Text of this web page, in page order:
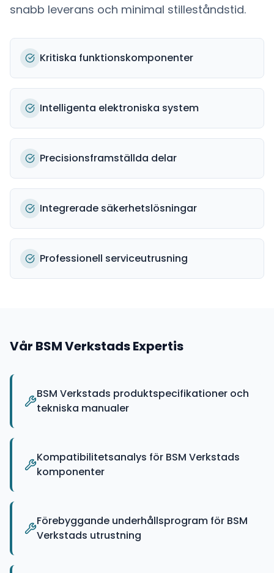
snabb leverans och minimal stilleståndstid.
Kritiska funktionskomponenter
Intelligenta elektroniska system
Precisionsframställda delar
Integrerade säkerhetslösningar
Professionell serviceutrusning
Vår BSM VerkstadsExpertis
BSM Verkstads produktspecifikationer och
tekniska manualer
Kompatibilitetsanalys för BSM Verkstads
komponenter
Förebyggande underhållsprogram för BSM
Verkstads utrustning